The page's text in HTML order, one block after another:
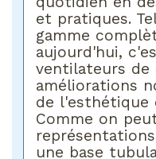
et pratiques.
gamme
aujourd'hui,
ventilateurs de
améliorations
de
Comme on
une base